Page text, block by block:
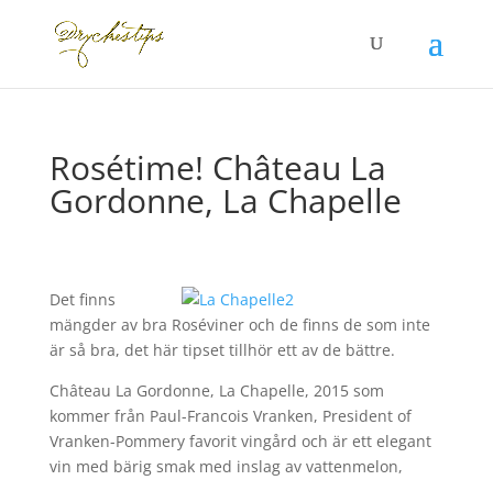
Rosétime! Château La
Gordonne, La Chapelle
Det finns
mängder av bra Roséviner och de finns de som inte
är så bra, det här tipset tillhör ett av de bättre.
Château La Gordonne, La Chapelle, 2015 som
kommer från Paul-Francois Vranken, President of
Vranken-Pommery favorit vingård och är ett elegant
vin med bärig smak med inslag av vattenmelon,